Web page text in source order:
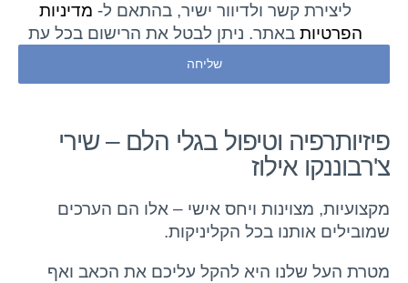
ליצירת קשר ולדיוור ישיר, בהתאם ל- מדיניות
הפרטיות באתר. ניתן לבטל את הרישום בכל עת
פיזיותרפיה וטיפול בגלי הלם – שירי
צ'רבוננקו אילוז
מקצועיות, מצוינות ויחס אישי – אלו הם הערכים
שמובילים אותנו בכל הקליניקות.
מטרת העל שלנו היא להקל עליכם את הכאב ואף